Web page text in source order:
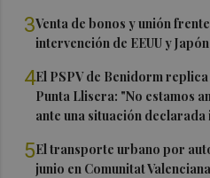
3Venta de bonos y unión
intervención de EEUU y
4El PSPV de Benidorm
Punta Llisera: "No estamos
ante una situación declarada
5El transporte urbano por
junio en Comunitat